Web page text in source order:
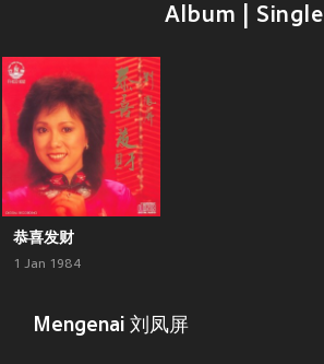
Album | Single
恭喜发财
1 Jan 1984
Mengenai 刘凤屏